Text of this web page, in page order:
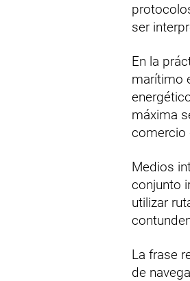
ser
En la
marítimo
máxima
comercio
Medios
conjunto
utilizar
La frase
de